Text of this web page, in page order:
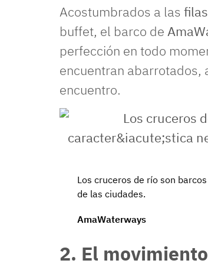
Acostumbrados a las filas
buffet, el barco de
perfección en todo
encuentran abarrotados,
encuentro.
Los cruceros de río son
de las ciudades.
AmaWaterways
2. El